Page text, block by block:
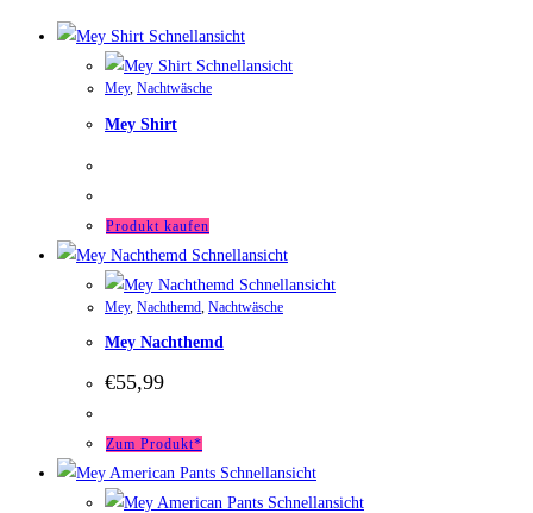
Schnellansicht
Schnellansicht
Mey, Nachtwäsche
Mey Shirt
Produkt kaufen
Schnellansicht
Schnellansicht
Mey, Nachthemd Nachtwäsche
Mey Nachthemd
€55,99
Zum Produkt*
Schnellansicht
Schnellansicht